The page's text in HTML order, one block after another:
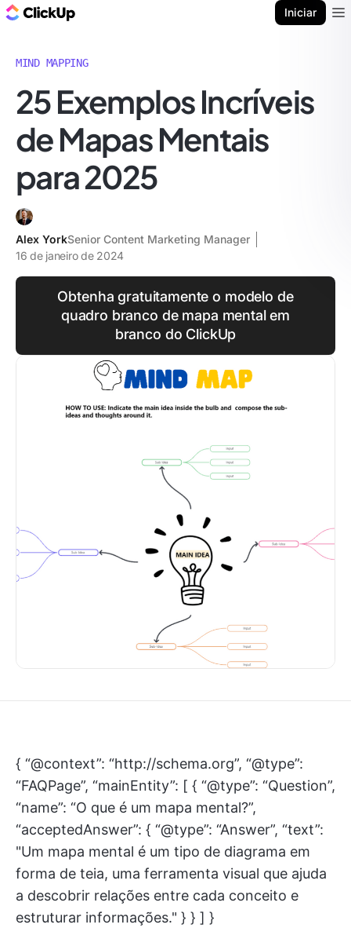
Iniciar
MIND MAPPING
25 Exemplos Incríveis
de Mapas Mentais
para 2025
Alex YorkSenior Content Marketing Manager
16 de janeiro de 2024
Obtenha gratuitamente o modelo de
quadro branco de mapa mental em
branco do ClickUp
{ “@context”: “http://schema.org”, “@type”:
“FAQPage”, “mainEntity”: [ { “@type”: “Question”,
“name”: “O que é um mapa mental?”,
“acceptedAnswer”: { “@type”: “Answer”, “text”:
"Um mapa mental é um tipo de diagrama em
forma de teia, uma ferramenta visual que ajuda
a descobrir relações entre cada conceito e
estruturar informações." } } ] }